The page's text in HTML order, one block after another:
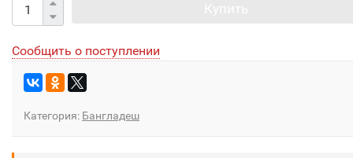
Сообщить о поступлении
Категория: Бангладеш